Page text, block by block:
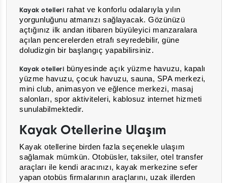
Kayak otelleri rahat ve konforlu odalarıyla yılın
yorgunluğunu atmanızı sağlayacak. Gözünüzü
açtığınız ilk andan itibaren büyüleyici manzaralara
açılan pencerelerden etrafı seyredebilir, güne
doludizgin bir başlangıç yapabilirsiniz.
Kayak otelleri bünyesinde açık yüzme havuzu, kapalı
yüzme havuzu, çocuk havuzu, sauna, SPA merkezi,
mini club, animasyon ve eğlence merkezi, masaj
salonları, spor aktiviteleri, kablosuz internet hizmeti
sunulabilmektedir.
Kayak Otellerine Ulaşım
Kayak otellerine birden fazla seçenekle ulaşım
sağlamak mümkün. Otobüsler, taksiler, otel transfer
araçları ile kendi aracınızı, kayak merkezine sefer
yapan otobüs firmalarının araçlarını, uzak illerden